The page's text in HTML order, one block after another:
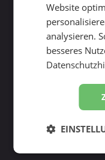
Website
analysieren.
besseres